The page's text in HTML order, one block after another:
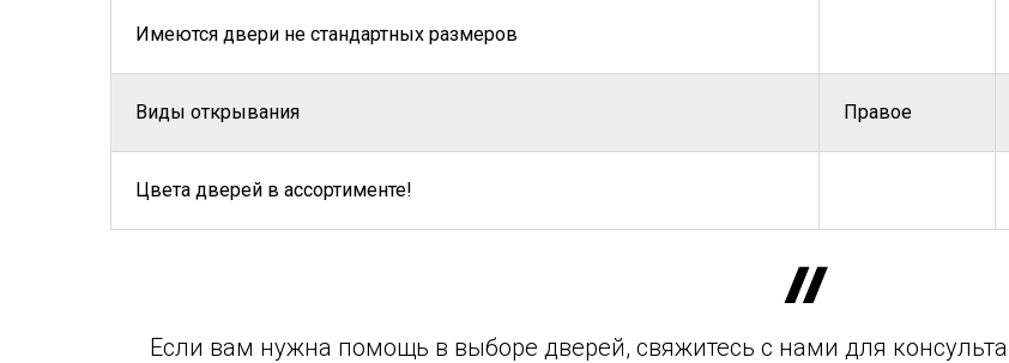
Имеются двери не стандартных размеров
Виды открывания Правое
Цвета дверей в ассортименте!
Если вам нужна помощь в выборе дверей, свяжитесь с нами для